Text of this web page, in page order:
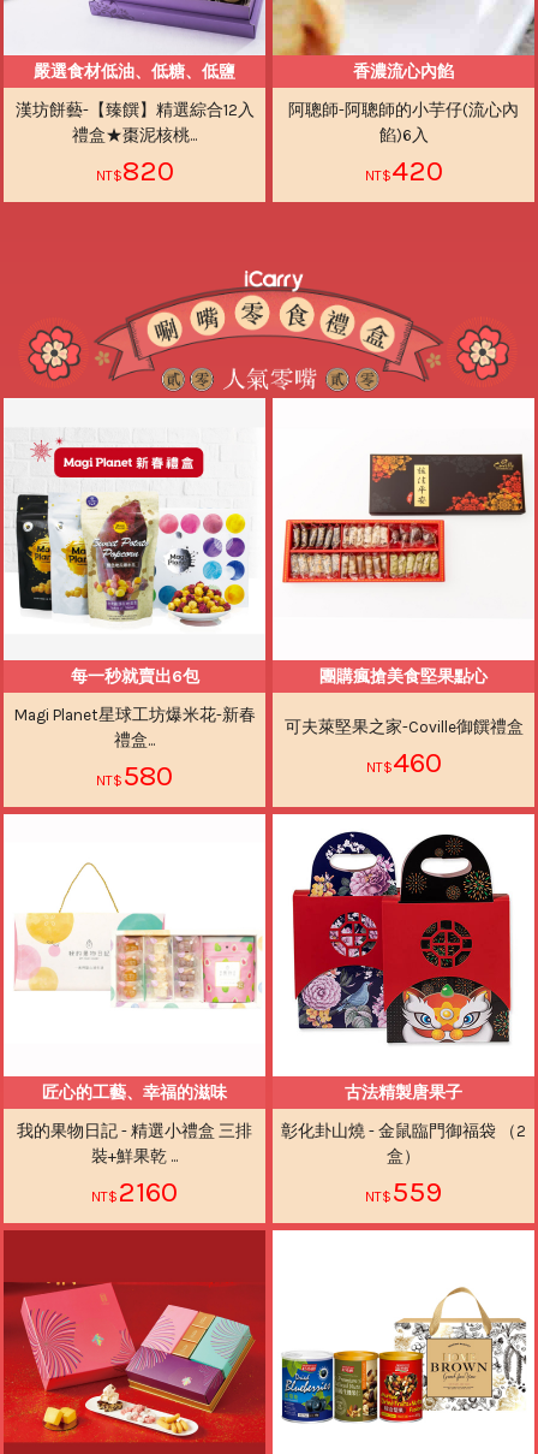
嚴選食材低油、低糖、低鹽
漢坊餅藝-【臻饌】精選綜合12入
禮盒★棗泥核桃...
820
香濃流心內餡
阿聰師-阿聰師的小芋仔(流心內
餡)6入
420
每一秒就賣出6包
Magi Planet星球工坊爆米花-新春
禮盒...
580
團購瘋搶美食堅果點心
可夫萊堅果之家-Coville御饌禮盒
460
匠心的工藝、幸福的滋味
我的果物日記 - 精選小禮盒 三排
裝+鮮果乾 ...
2160
古法精製唐果子
彰化卦山燒 - 金鼠臨門御福袋 （2
盒）
559